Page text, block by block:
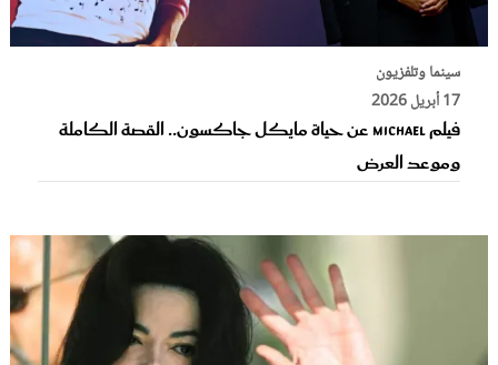
سينما وتلفزيون
17 أبريل 2026
فيلم Michael عن حياة مايكل جاكسون.. القصة الكاملة
وموعد العرض